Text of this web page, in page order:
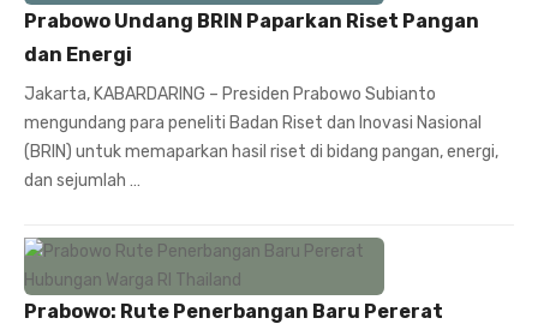
Prabowo Undang BRIN Paparkan Riset Pangan
dan Energi
Jakarta, KABARDARING – Presiden Prabowo Subianto
mengundang para peneliti Badan Riset dan Inovasi Nasional
(BRIN) untuk memaparkan hasil riset di bidang pangan, energi,
dan sejumlah …
Prabowo: Rute Penerbangan Baru Pererat